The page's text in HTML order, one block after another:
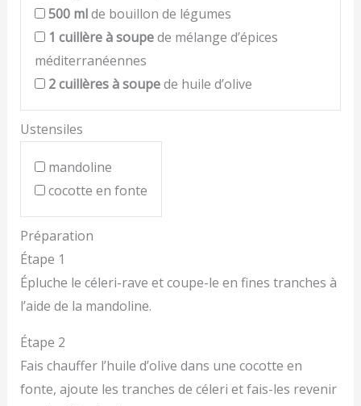
500 mlde bouillon de légumes
1 cuillère à soupede mélange d’épices
méditerranéennes
2cuillères à soupede huile d’olive
Ustensiles
mandoline
cocotte en fonte
Préparation
Étape 1
Épluche le céleri-rave et coupe-le en fines tranches à
l’aide de la mandoline.
Étape 2
Fais chauffer l’huile d’olive dans une cocotte en
fonte, ajoute les tranches de céleri et fais-les revenir